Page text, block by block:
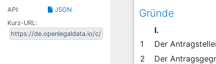
API:
JSON
Kurz-URL:
Gründe
I.
1
Der
2
Der